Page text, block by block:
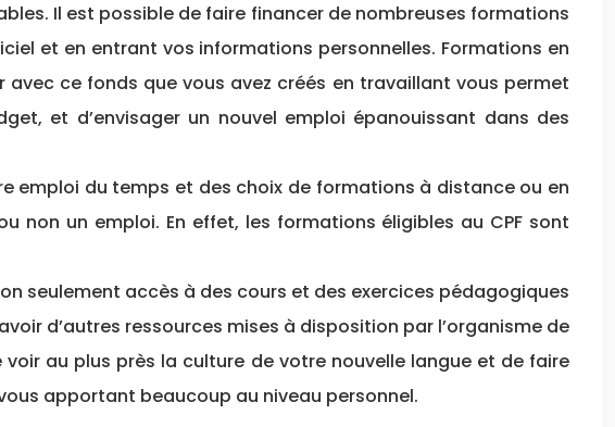
Il est possible de faire financer de nombreuses formations
et en entrant vos informations personnelles. Formations en
ce fonds que vous avez créés en travaillant vous permet
et d’envisager un nouvel emploi épanouissant dans des
emploi du temps et des choix de formations à distance ou en
non un emploi. En effet, les formations éligibles au CPF sont
seulement accès à des cours et des exercices pédagogiques
d’autres ressources mises à disposition par l’organisme de
au plus près la culture de votre nouvelle langue et de faire
apportant beaucoup au niveau personnel.